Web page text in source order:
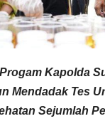
Kapolda
Mendadak Tes
Sejumlah